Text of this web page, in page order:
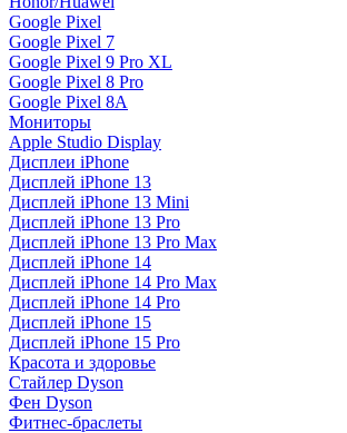
Google Pixel
Google Pixel 7
Google Pixel 9 Pro XL
Google Pixel 8 Pro
Google Pixel 8A
Мониторы
Apple Studio Display
Дисплеи iPhone
Дисплей iPhone 13
Дисплей iPhone 13 Mini
Дисплей iPhone 13 Pro
Дисплей iPhone 13 Pro Max
Дисплей iPhone 14
Дисплей iPhone 14 Pro Max
Дисплей iPhone 14 Pro
Дисплей iPhone 15
Дисплей iPhone 15 Pro
Красота и здоровье
Стайлер Dyson
Фен Dyson
Фитнес-браслеты